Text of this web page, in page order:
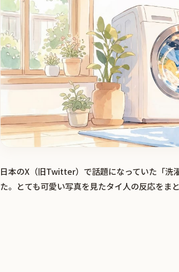
日本のX（旧Twitter）で話題になっていた「洗
た。とても可愛い写真を見たタイ人の反応をまと